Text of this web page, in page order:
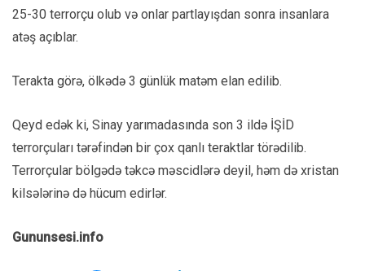
25-30 terrorçu olub və onlar partlayışdan sonra insanlara
atəş açıblar.
Terakta görə, ölkədə 3 günlük matəm elan edilib.
Qeyd edək ki, Sinay yarımadasında son 3 ildə İŞİD
terrorçuları tərəfindən bir çox qanlı teraktlar törədilib.
Terrorçular bölgədə təkcə məscidlərə deyil, həm də xristan
kilsələrinə də hücum edirlər.
Gununsesi.info